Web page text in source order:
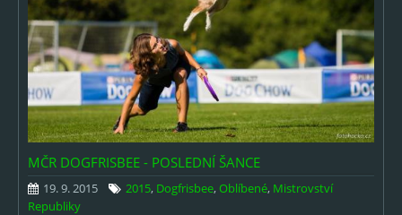
MČR DOGFRISBEE - POSLEDNÍ ŠANCE
19. 9. 2015 2015, Dogfrisbee,Oblíbené, Mistrovství
Republiky